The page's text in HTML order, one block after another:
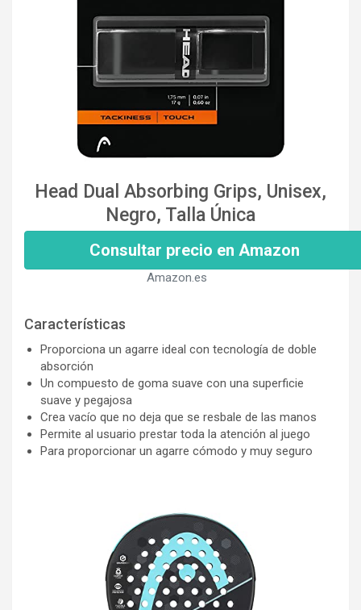
Head Dual Absorbing Grips, Unisex,
Negro, Talla Única
Consultar precio en Amazon
Amazon.es
Características
Proporciona un agarre ideal con tecnología de doble
absorción
Un compuesto de goma suave con una superficie
suave y pegajosa
Crea vacío que no deja que se resbale de las manos
Permite al usuario prestar toda la atención al juego
Para proporcionar un agarre cómodo y muy seguro